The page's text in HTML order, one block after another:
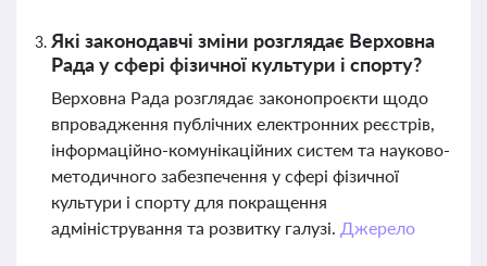
Які законодавчі зміни розглядає Верховна
Рада у сфері фізичної культури і спорту?
Верховна Рада розглядає законопроєкти щодо
впровадження публічних електронних реєстрів,
інформаційно-комунікаційних систем та науково-
методичного забезпечення у сфері фізичної
культури і спорту для покращення
адміністрування та розвитку галузі. Джерело